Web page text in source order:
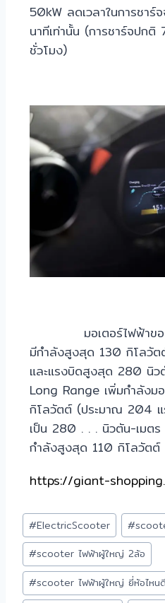
50kW ลดเวลาในการชา
นาทีเท่านั้น (การชาร์จปกติ
ชั่วโมง)
มอเตอร์ไฟฟ้าของ
มีกำลังสูงสุด 130 กิโลวั
และแรงบิดสูงสุด 280 นิว
Long Range เพิ่มกำลังม
กิโลวัตต์ (ประมาณ 204
เป็น 280 . . . นิวตัน-เมต
กำลังสูงสุด 110 กิโลวัตต์
https://giant-
#ElectricScooter #
#scooter ไฟฟ้าผู้ใหญ่ 2ล้อ
#scooter ไฟฟ้าผู้ใหญ่ ยี่ห้อไหนดี